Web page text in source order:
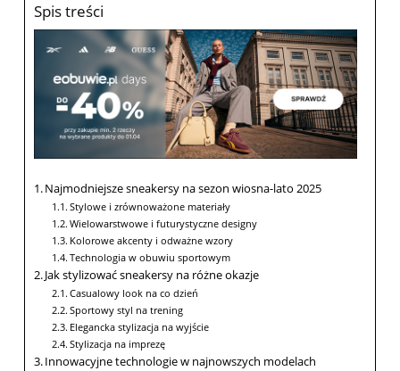
Spis treści
Najmodniejsze sneakersy na sezon wiosna-lato 2025
Stylowe i zrównoważone materiały
Wielowarstwowe i futurystyczne designy
Kolorowe akcenty i odważne wzory
Technologia w obuwiu sportowym
Jak stylizować sneakersy na różne okazje
Casualowy look na co dzień
Sportowy styl na trening
Elegancka stylizacja na wyjście
Stylizacja na imprezę
Innowacyjne technologie w najnowszych modelach